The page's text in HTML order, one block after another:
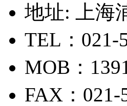
地址: 上海
TEL：021-
MOB：
FAX：021-